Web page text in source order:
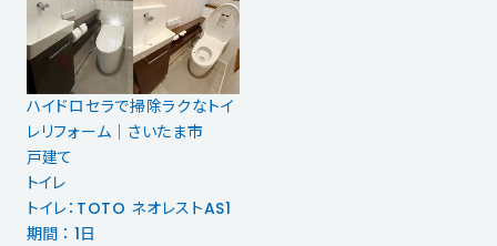
ハイドロセラで掃除ラクなトイ
レリフォーム｜さいたま市
戸建て
トイレ
トイレ：TOTO ネオレストAS1
期間 ： 1日